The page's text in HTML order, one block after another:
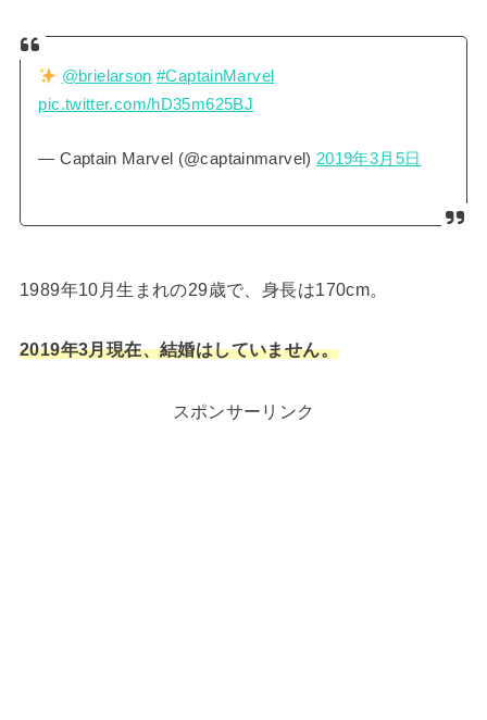
@brielarson #CaptainMarvel
pic.twitter.com/hD35m625BJ
— Captain Marvel (@captainmarvel) 2019年3月5日
1989年10月生まれの29歳で、身長は170cm。
2019年3月現在、結婚はしていません。
スポンサーリンク